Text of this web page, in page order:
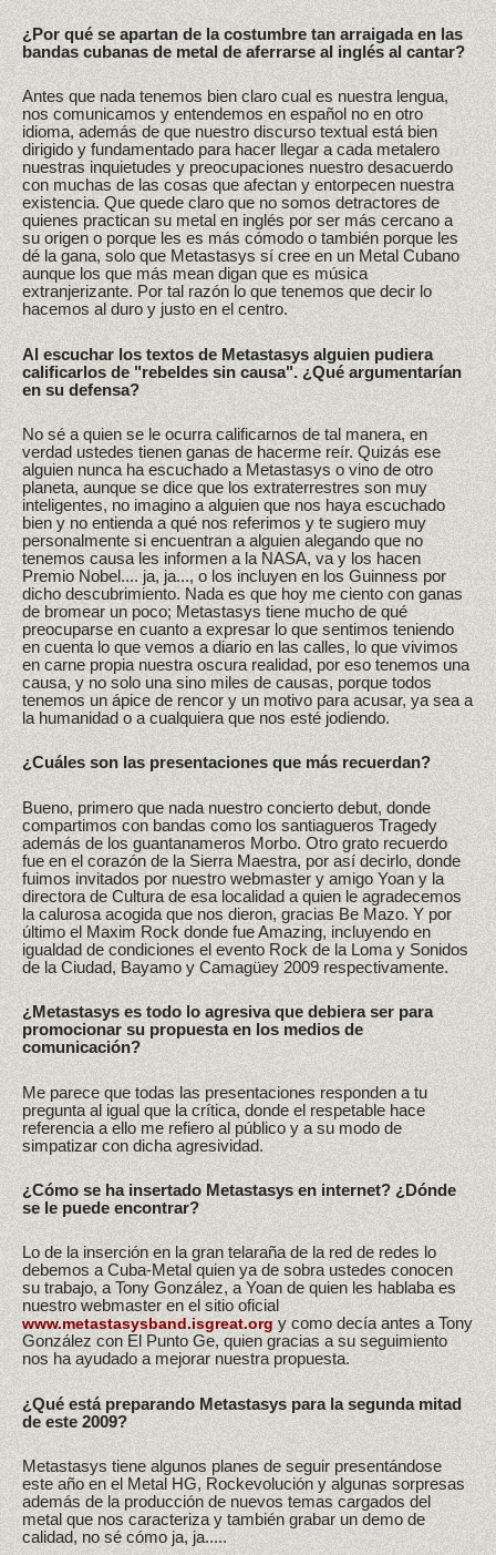
¿Por qué se apartan de la costumbre tan arraigada en las
bandas cubanas de metal de aferrarse al inglés al cantar?
Antes que nada tenemos bien claro cual es nuestra lengua,
nos comunicamos y entendemos en español no en otro
idioma, además de que nuestro discurso textual está bien
dirigido y fundamentado para hacer llegar a cada metalero
nuestras inquietudes y preocupaciones nuestro desacuerdo
con muchas de las cosas que afectan y entorpecen nuestra
existencia. Que quede claro que no somos detractores de
quienes practican su metal en inglés por ser más cercano a
su origen o porque les es más cómodo o también porque les
dé la gana, solo que Metastasys sí cree en un Metal Cubano
aunque los que más mean digan que es música
extranjerizante. Por tal razón lo que tenemos que decir lo
hacemos al duro y justo en el centro.
Al escuchar los textos de Metastasys alguien pudiera
calificarlos de "rebeldes sin causa". ¿Qué argumentarían
en su defensa?
No sé a quien se le ocurra calificarnos de tal manera, en
verdad ustedes tienen ganas de hacerme reír. Quizás ese
alguien nunca ha escuchado a Metastasys o vino de otro
planeta, aunque se dice que los extraterrestres son muy
inteligentes, no imagino a alguien que nos haya escuchado
bien y no entienda a qué nos referimos y te sugiero muy
personalmente si encuentran a alguien alegando que no
tenemos causa les informen a la NASA, va y los hacen
Premio Nobel.... ja, ja..., o los incluyen en los Guinness por
dicho descubrimiento. Nada es que hoy me ciento con ganas
de bromear un poco; Metastasys tiene mucho de qué
preocuparse en cuanto a expresar lo que sentimos teniendo
en cuenta lo que vemos a diario en las calles, lo que vivimos
en carne propia nuestra oscura realidad, por eso tenemos una
causa, y no solo una sino miles de causas, porque todos
tenemos un ápice de rencor y un motivo para acusar, ya sea a
la humanidad o a cualquiera que nos esté jodiendo.
¿Cuáles son las presentaciones que más recuerdan?
Bueno, primero que nada nuestro concierto debut, donde
compartimos con bandas como los santiagueros Tragedy
además de los guantanameros Morbo. Otro grato recuerdo
fue en el corazón de la Sierra Maestra, por así decirlo, donde
fuimos invitados por nuestro webmaster y amigo Yoan y la
directora de Cultura de esa localidad a quien le agradecemos
la calurosa acogida que nos dieron, gracias Be Mazo. Y por
último el Maxim Rock donde fue Amazing, incluyendo en
igualdad de condiciones el evento Rock de la Loma y Sonidos
de la Ciudad, Bayamo y Camagüey 2009 respectivamente.
¿Metastasys es todo lo agresiva que debiera ser para
promocionar su propuesta en los medios de
comunicación?
Me parece que todas las presentaciones responden a tu
pregunta al igual que la crítica, donde el respetable hace
referencia a ello me refiero al público y a su modo de
simpatizar con dicha agresividad.
¿Cómo se ha insertado Metastasys en internet? ¿Dónde
se le puede encontrar?
Lo de la inserción en la gran telaraña de la red de redes lo
debemos a Cuba-Metal quien ya de sobra ustedes conocen
su trabajo, a Tony González, a Yoan de quien les hablaba es
nuestro webmaster en el sitio oficial
www.metastasysband.isgreat.org y como decía antes a Tony
González con El Punto Ge, quien gracias a su seguimiento
nos ha ayudado a mejorar nuestra propuesta.
¿Qué está preparando Metastasys para la segunda mitad
de este 2009?
Metastasys tiene algunos planes de seguir presentándose
este año en el Metal HG, Rockevolución y algunas sorpresas
además de la producción de nuevos temas cargados del
metal que nos caracteriza y también grabar un demo de
calidad, no sé cómo ja, ja.....